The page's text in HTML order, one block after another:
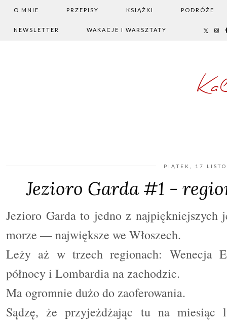
O MNIE PRZEPISY KSIĄŻKI PODRÓŻE
NEWSLETTER WAKACJE I WARSZTATY
PIĄTEK, 17
Jezioro Garda #1 -
Jezioro Garda to jedno z
morze — największe we Włoszech.
Leży aż w trzech regionach: Wenecja
północy i Lombardia na zachodzie.
Ma ogromnie dużo do zaoferowania.
Sądzę, że przyjeżdżając tu na miesiąc